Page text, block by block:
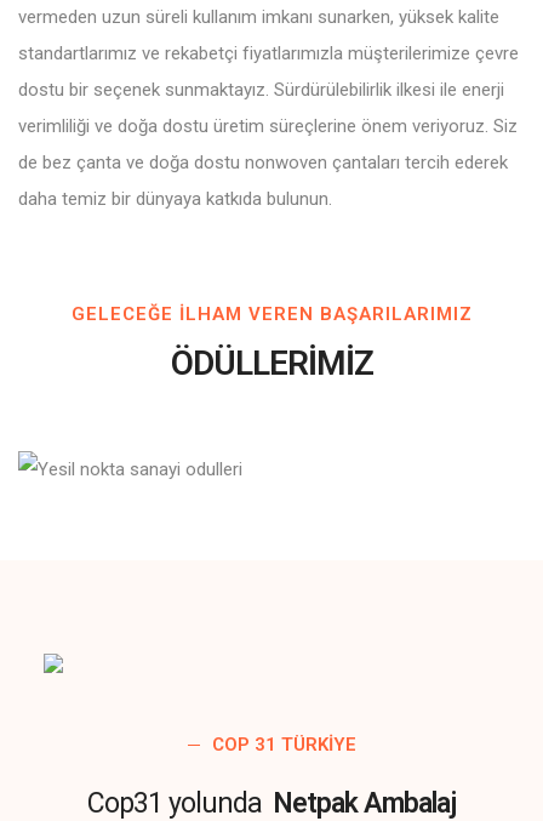
vermeden uzun süreli kullanım imkanı sunarken, yüksek kalite
standartlarımız ve rekabetçi fiyatlarımızla müşterilerimize çevre
dostu bir seçenek sunmaktayız. Sürdürülebilirlik ilkesi ile enerji
verimliliği ve doğa dostu üretim süreçlerine önem veriyoruz. Siz
de bez çanta ve doğa dostu nonwoven çantaları tercih ederek
daha temiz bir dünyaya katkıda bulunun.
GELECEĞE ILHAM VEREN BAŞARILARIMIZ
ÖDÜLLERİMİZ
COP 31 TÜRKIYE
Cop31 yolunda Netpak Ambalaj